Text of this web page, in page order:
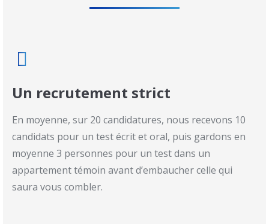
Un recrutement strict
En moyenne, sur 20 candidatures, nous recevons 10
candidats pour un test écrit et oral, puis gardons en
moyenne 3 personnes pour un test dans un
appartement témoin avant d’embaucher celle qui
saura vous combler.